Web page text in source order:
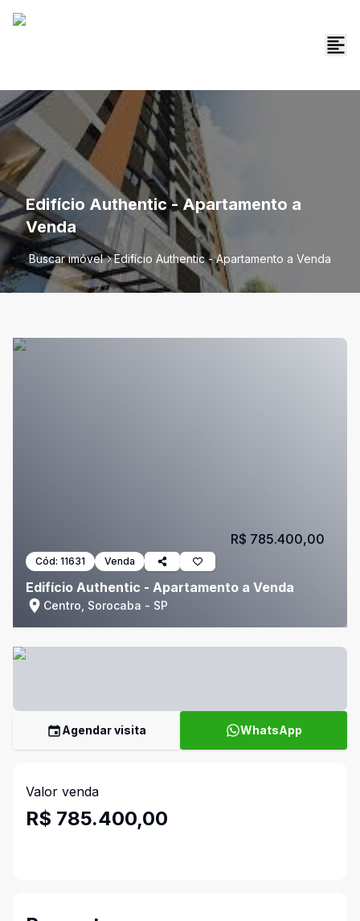
Edifício Authentic - Apartamento a
Venda
Buscar imóvel Edifício Authentic - Apartamento a Venda
Cód: 11631 Venda
Edifício Authentic - Apartamento a Venda
Centro, Sorocaba - SP
R$ 785.400,00
Agendar visita WhatsApp
Valor venda
R$ 785.400,00